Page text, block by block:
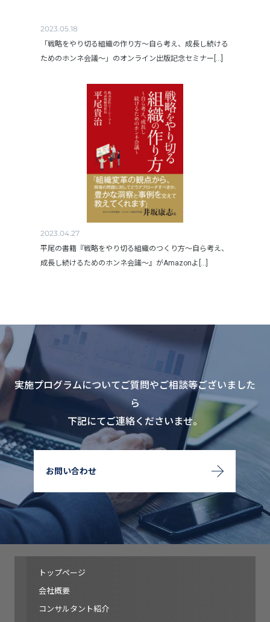
2023.05.18
「戦略をやり切る組織の作り方～自ら考え、成長し続ける
ためのホンネ会議～」のオンライン出版記念セミナー[...]
2023.04.27
平尾の書籍『戦略をやり切る組織のつくり方～自ら考え、
成長し続けるためのホンネ会議～』がAmazonよ[...]
実施プログラムについてご質問やご相談等ございました
ら
下記にてご連絡くださいませ。
お問い合わせ
トップページ
会社概要
コンサルタント紹介